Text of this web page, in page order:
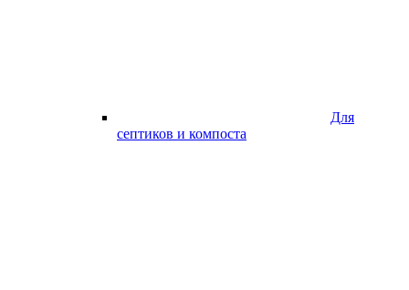
Для
септиков и компоста